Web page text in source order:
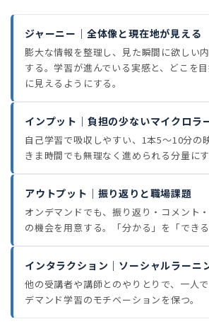
ジャーニー｜全体像と現在地が見える
膨大な情報を整理し、見た瞬間に欲しい
する。学習が進んでいる実感と、どこを
に見えるようにする。
インプット｜負担の少ないマイクロラ
自己学習で吸収しやすい、1本5〜10分の
きま時間でも無理なく進められる分量にす
アウトプット｜振り返りと職場課題
オンデマンドでも、振り返り・コメント
の機会を用意する。「分かる」を「できる
インタラクション｜ソーシャルラーニ
他の受講者や講師とのやりとりで、一人
デマンド学習のモチベーションを保つ。